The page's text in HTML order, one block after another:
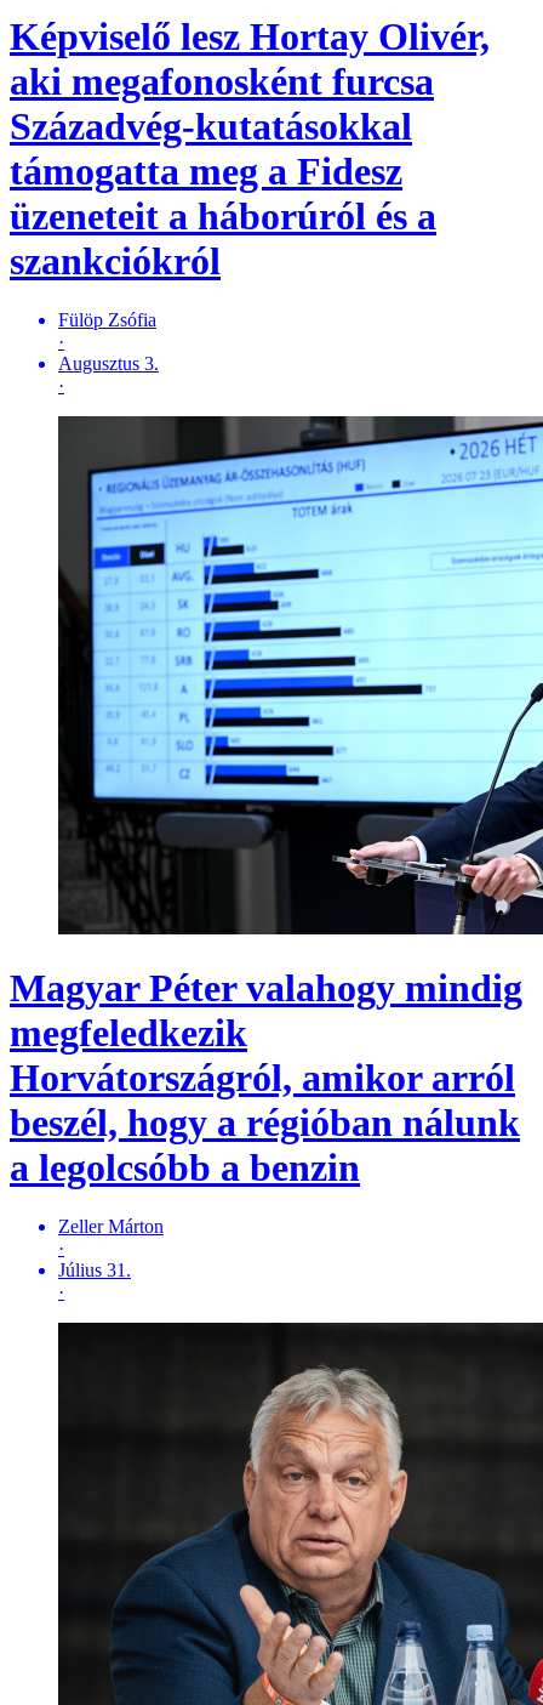
Képviselő lesz Hortay Olivér,
aki megafonosként furcsa
Századvég-kutatásokkal
támogatta meg a Fidesz
üzeneteit a háborúról és a
szankciókról
Fülöp Zsófia
·
Augusztus 3.
·
Magyar Péter valahogy mindig
megfeledkezik
Horvátországról, amikor arról
beszél, hogy a régióban nálunk
a legolcsóbb a benzin
Zeller Márton
·
Július 31.
·